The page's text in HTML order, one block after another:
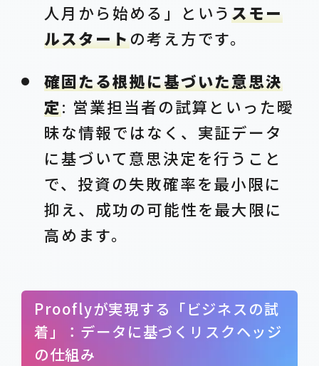
人月から始める」というスモー
ルスタートの考え方です。
確固たる根拠に基づいた意思決
定: 営業担当者の試算といった曖
昧な情報ではなく、実証データ
に基づいて意思決定を行うこと
で、投資の失敗確率を最小限に
抑え、成功の可能性を最大限に
高めます。
Prooflyが実現する「ビジネスの試
着」：データに基づくリスクヘッジ
の仕組み